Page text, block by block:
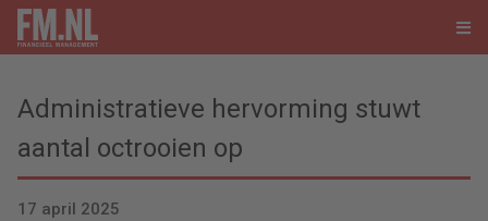
Administratieve hervorming stuwt
aantal octrooien op
17 april 2025